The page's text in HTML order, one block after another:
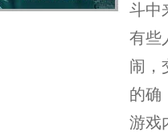
斗中
有些
闹，
的确
游戏